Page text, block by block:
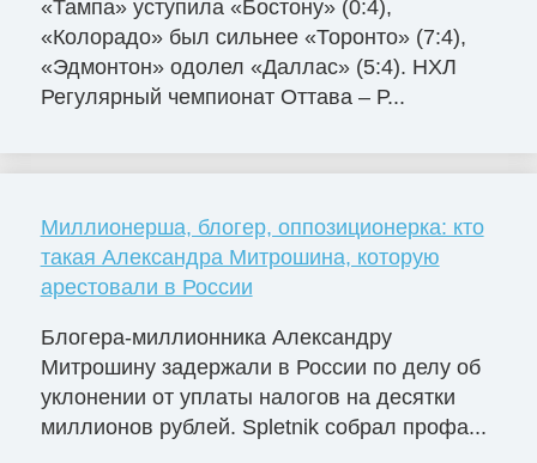
«Тампа» уступила «Бостону» (0:4),
«Колорадо» был сильнее «Торонто» (7:4),
«Эдмонтон» одолел «Даллас» (5:4). НХЛ
Регулярный чемпионат Оттава – Р...
Миллионерша, блогер, оппозиционерка: кто
такая Александра Митрошина, которую
арестовали в России
Блогера-миллионника Александру
Митрошину задержали в России по делу об
уклонении от уплаты налогов на десятки
миллионов рублей. Spletnik собрал профа...